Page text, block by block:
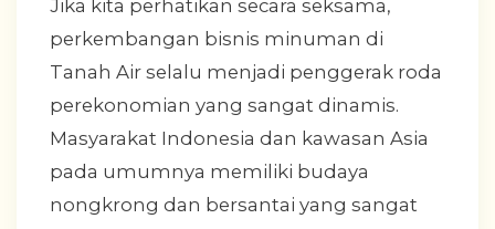
Jika kita perhatikan secara seksama,
perkembangan bisnis minuman di
Tanah Air selalu menjadi penggerak roda
perekonomian yang sangat dinamis.
Masyarakat Indonesia dan kawasan Asia
pada umumnya memiliki budaya
nongkrong dan bersantai yang sangat